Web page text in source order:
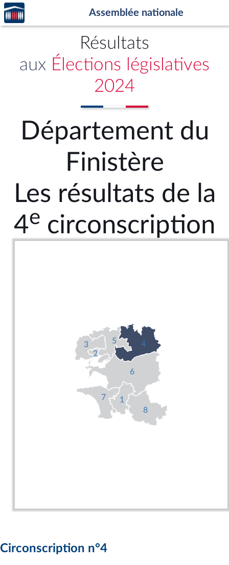
Aller au contenu
Aller en bas de la page
Accèder
à la
page
Assemblée nationale
Résultats
aux Élections législatives
2024
Département du
Finistère
Les résultats de la
4e circonscription
1
2
3 4
5
6
7
8
Circonscription n°4